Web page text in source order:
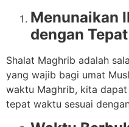
Menunaikan
dengan
Shalat Maghrib adalah
yang wajib bagi umat
waktu Maghrib, kita
tepat waktu sesuai